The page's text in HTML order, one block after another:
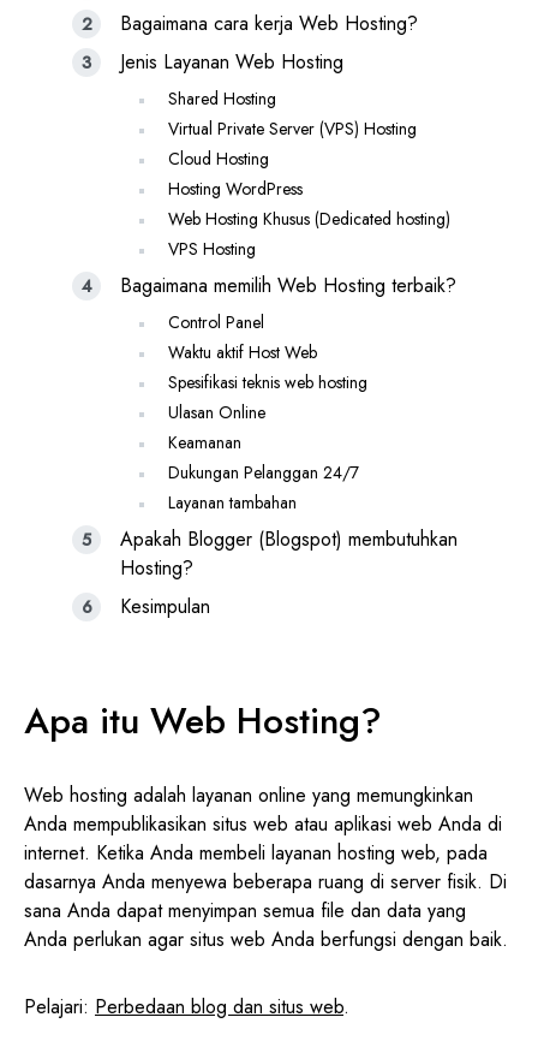
Bagaimana cara kerja Web Hosting?
Jenis Layanan Web Hosting
Shared Hosting
Virtual Private Server (VPS) Hosting
Cloud Hosting
Hosting WordPress
Web Hosting Khusus (Dedicated hosting)
VPS Hosting
Bagaimana memilih Web Hosting terbaik?
Control Panel
Waktu aktif Host Web
Spesifikasi teknis web hosting
Ulasan Online
Keamanan
Dukungan Pelanggan 24/7
Layanan tambahan
Apakah Blogger (Blogspot) membutuhkan
Hosting?
Kesimpulan
Apa itu Web Hosting?
Web hosting adalah layanan online yang memungkinkan
Anda mempublikasikan situs web atau aplikasi web Anda di
internet. Ketika Anda membeli layanan hosting web, pada
dasarnya Anda menyewa beberapa ruang di server fisik. Di
sana Anda dapat menyimpan semua file dan data yang
Anda perlukan agar situs web Anda berfungsi dengan baik.
Pelajari: Perbedaan blog dan situs web.